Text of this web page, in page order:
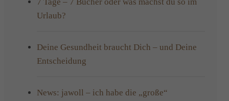
Urlaub?
Deine Gesundheit braucht Dich – und Deine
Entscheidung
News: jawoll – ich habe die „große“